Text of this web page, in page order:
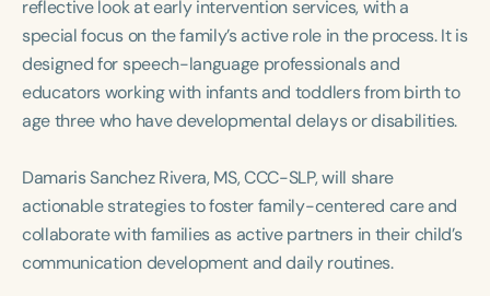
reflective look at early intervention services, with a
special focus on the family’s active role in the process. It is
designed for speech-language professionals and
educators working with infants and toddlers from birth to
age three who have developmental delays or disabilities.
Damaris Sanchez Rivera, MS, CCC-SLP, will share
actionable strategies to foster family-centered care and
collaborate with families as active partners in their child’s
communication development and daily routines.